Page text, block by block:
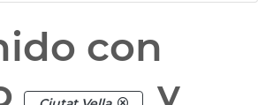
con
y